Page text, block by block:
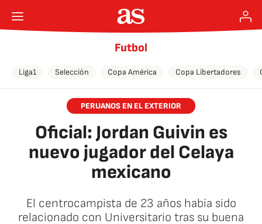
Futbol
Liga1 Selección Copa América Copa Libertadores
PERUANOS EN EL EXTERIOR
Oficial: Jordan Guivin es
nuevo jugador del Celaya
mexicano
El centrocampista de 23 años había sido
relacionado con Universitario tras su buena